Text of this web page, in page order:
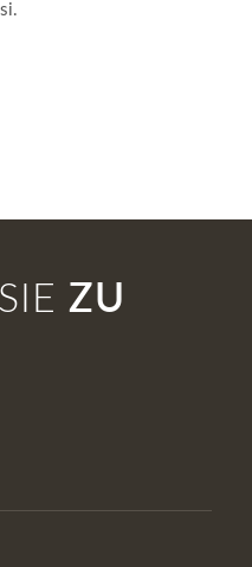
ZU